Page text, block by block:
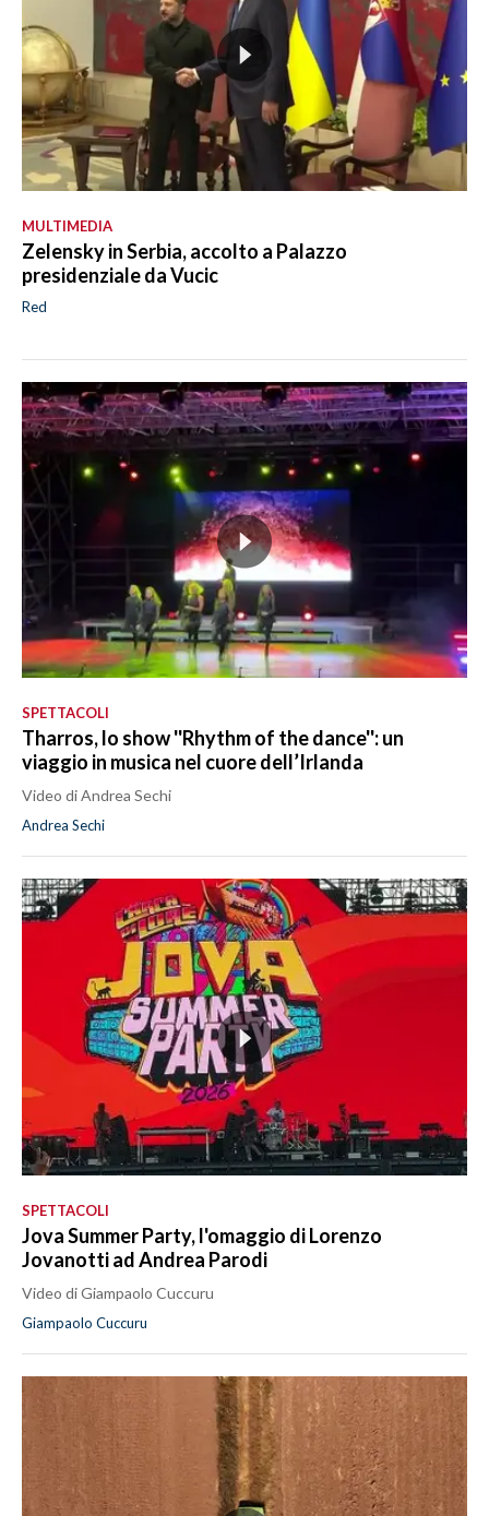
MULTIMEDIA
Zelensky in Serbia, accolto a Palazzo
presidenziale da Vucic
Red
SPETTACOLI
Tharros, lo show ''Rhythm of the dance'': un
viaggio in musica nel cuore dell’Irlanda
Video di Andrea Sechi
Andrea Sechi
SPETTACOLI
Jova Summer Party, l'omaggio di Lorenzo
Jovanotti ad Andrea Parodi
Video di Giampaolo Cuccuru
Giampaolo Cuccuru